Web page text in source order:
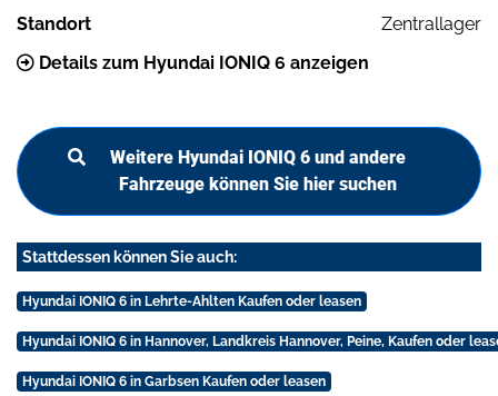
Standort
Zentrallager
Details zum Hyundai IONIQ 6 anzeigen
Weitere Hyundai IONIQ 6 und andere
Fahrzeuge können Sie hier suchen
Stattdessen können Sie auch:
Hyundai IONIQ 6 in Lehrte-Ahlten Kaufen oder leasen
Hyundai IONIQ 6 in Hannover, Landkreis Hannover, Peine, Kaufen oder
Hyundai IONIQ 6 in Garbsen Kaufen oder leasen